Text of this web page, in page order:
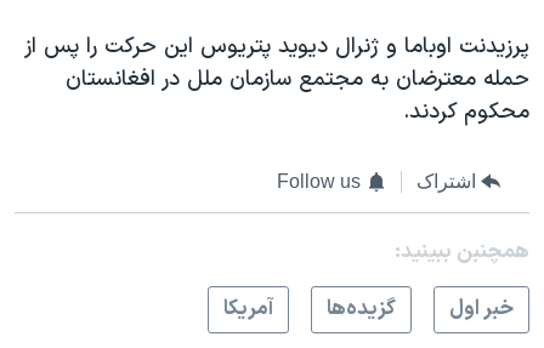
پرزيدنت اوباما و ژنرال ديويد پتریوس اين حرکت را پس از
حمله معترضان به مجتمع سازمان ملل در افغانستان
محکوم کردند.
اشتراک Follow us
همچنبن ببینید:
خبر اول
گزيده‌ها آمريکا